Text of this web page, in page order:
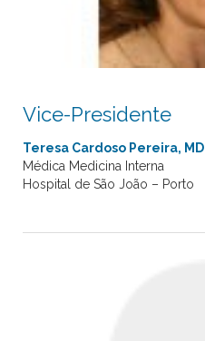
Vice-Presidente
Teresa Cardoso Pereira, MD
Médica Medicina Interna
Hospital de São João – Porto